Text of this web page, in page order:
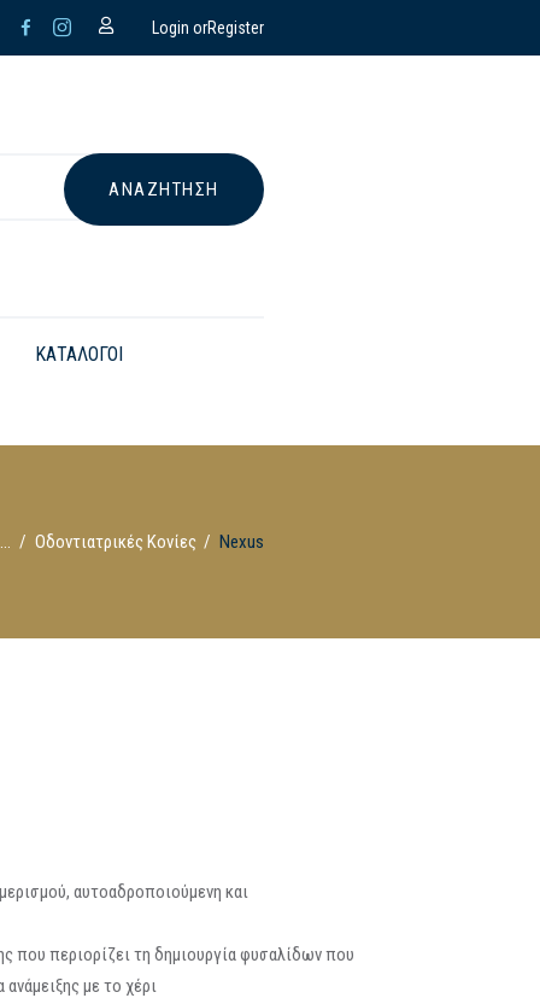
Login orRegister
ΚΑΤΑΛΟΓΟΙ
... Οδοντιατρικές Κονίες Nexus
αυτοαδροποιούμενη και
που περιορίζει τη δημιουργία φυσαλίδων που
με το χέρι